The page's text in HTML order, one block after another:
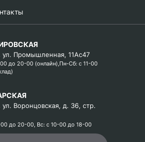
ул. Промышленная, 11Ас47
до 20-00 (онлайн),Пн-Сб: с 11-00
ул. Воронцовская, д. 36, стр.
до 20-00, Вс: с 10-00 до 18-00